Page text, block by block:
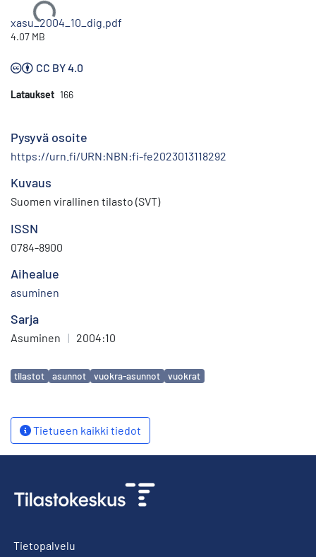
Ladataan...
xasu_2004_10_dig.pdf
4.07 MB
CC BY 4.0
Lataukset 166
Pysyvä osoite
https://urn.fi/URN:NBN:fi-fe2023013118292
Kuvaus
Suomen virallinen tilasto (SVT)
ISSN
0784-8900
Aihealue
asuminen
Sarja
Asuminen | 2004:10
Avainsanat
tilastot asunnot vuokra-asunnot vuokrat
Tietueen kaikki tiedot
Tietopalvelu